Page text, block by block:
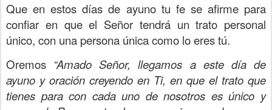
Que en estos días de ayuno tu fe se afirme para
confiar en que el Señor tendrá un trato personal
único, con una persona única como lo eres tú.
Oremos “Amado Señor, llegamos a este día de
ayuno y oración creyendo en Ti, en que el trato que
tienes para con cada uno de nosotros es único y